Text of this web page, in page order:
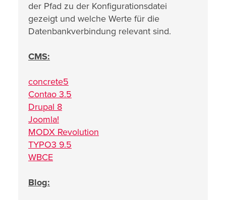
der Pfad zu der Konfigurationsdatei
gezeigt und welche Werte für die
Datenbankverbindung relevant sind.
CMS:
concrete5
Contao 3.5
Drupal 8
Joomla!
MODX Revolution
TYPO3 9.5
WBCE
Blog: